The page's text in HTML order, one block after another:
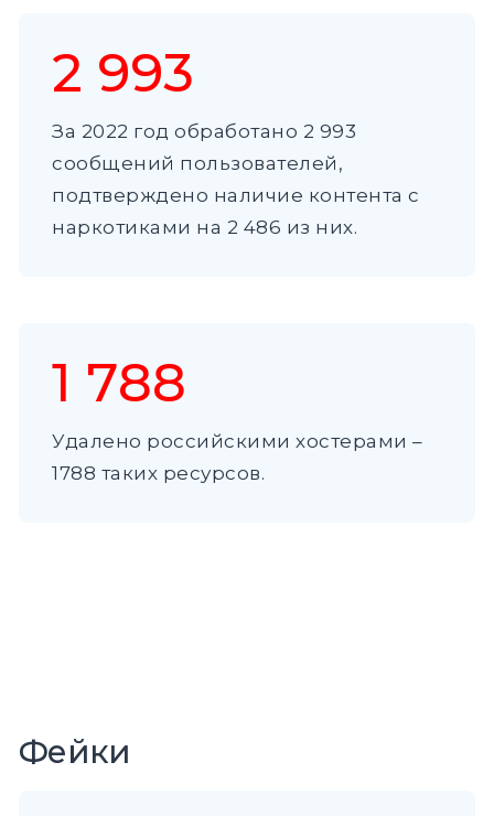
2 993
За 2022 год обработано 2 993
сообщений пользователей,
подтверждено наличие контента с
наркотиками на 2 486 из них.
1 788
Удалено российскими хостерами –
1788 таких ресурсов.
Фейки